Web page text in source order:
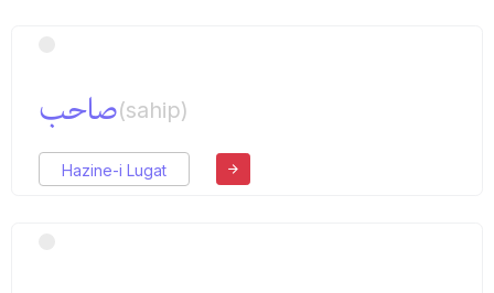
صاحب(sahip)
Hazine-i Lugat